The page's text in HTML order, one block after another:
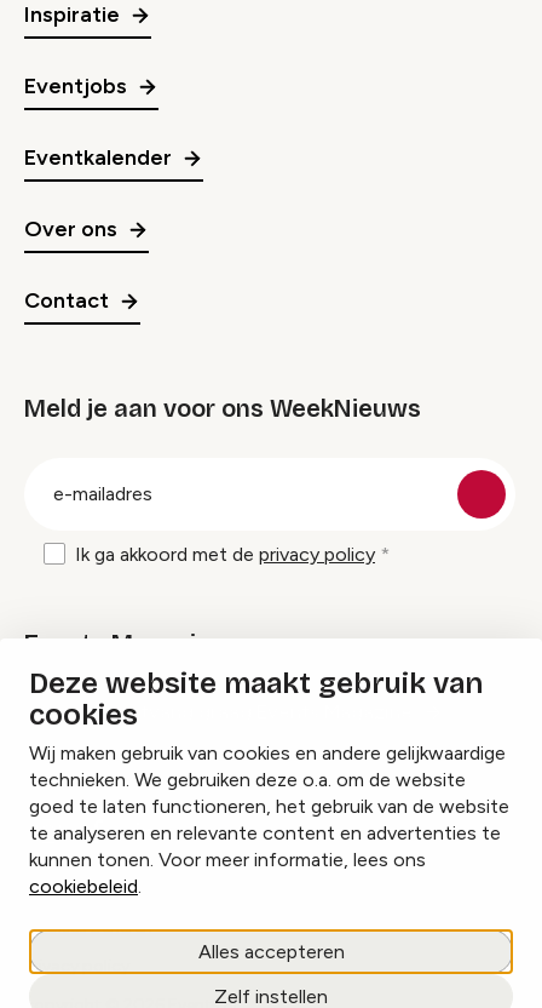
Deze website maakt gebruik van
cookies
Wij maken gebruik van cookies en andere gelijkwaardige
technieken. We gebruiken deze o.a. om de website
goed te laten functioneren, het gebruik van de website
te analyseren en relevante content en advertenties te
kunnen tonen. Voor meer informatie, lees ons
cookiebeleid.
Alles accepteren
Zelf instellen
Inspiratie
Eventjobs
Eventkalender
Over ons
Contact
Meld je aan voor ons WeekNieuws
Ik ga akkoord met de privacy policy
Events Magazine
Ik ontvang graag Events Magazine
InstagramFacebookLinkedIn
Cookies beheren
Privacy policy